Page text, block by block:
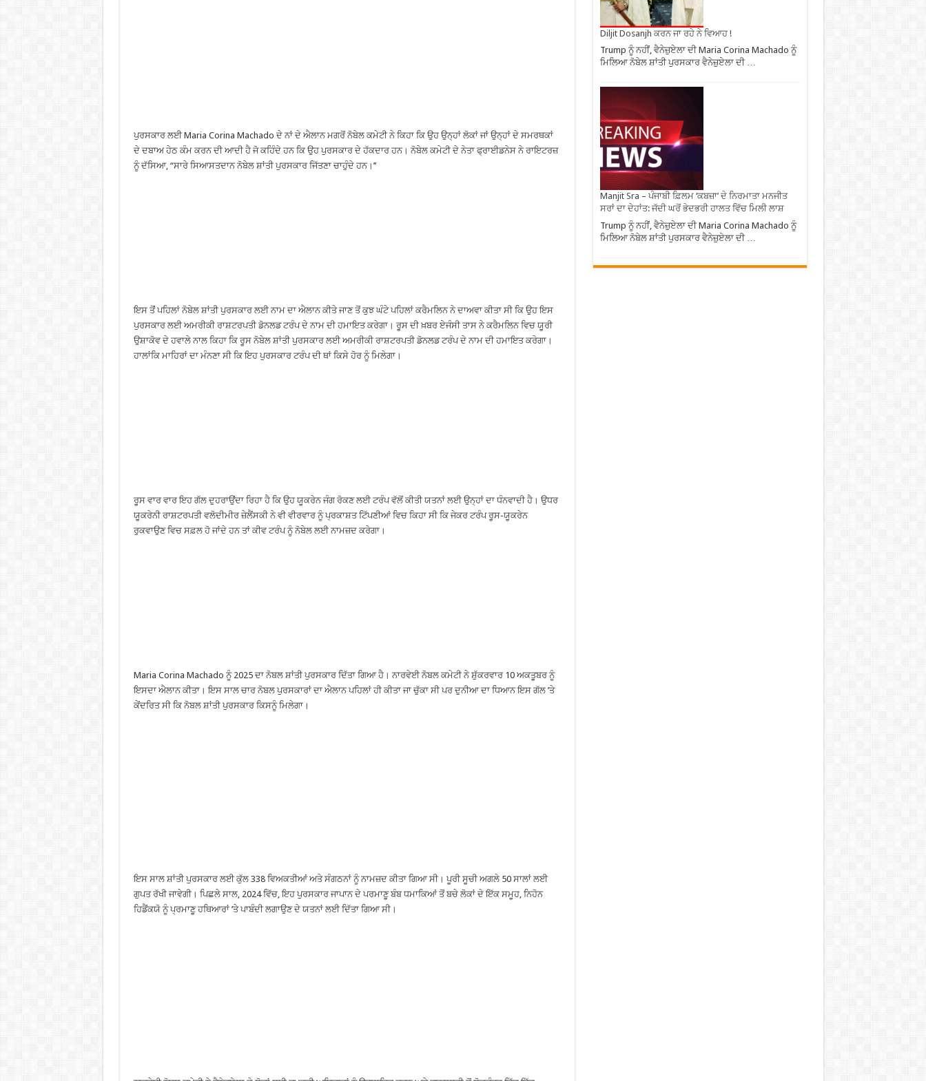
ਪੁਰਸਕਾਰ ਲਈ Maria Corina Machado ਦੇ ਨਾਂ ਦੇ ਐਲਾਨ ਮਗਰੋਂ ਨੋਬੇਲ ਕਮੇਟੀ ਨੇ ਕਿਹਾ ਕਿ ਉਹ ਉਨ੍ਹਾਂ ਲੋਕਾਂ ਜਾਂ ਉਨ੍ਹਾਂ ਦੇ ਸਮਰਥਕਾਂ
ਦੇ ਦਬਾਅ ਹੇਠ ਕੰਮ ਕਰਨ ਦੀ ਆਦੀ ਹੈ ਜੋ ਕਹਿੰਦੇ ਹਨ ਕਿ ਉਹ ਪੁਰਸਕਾਰ ਦੇ ਹੱਕਦਾਰ ਹਨ। ਨੋਬੇਲ ਕਮੇਟੀ ਦੇ ਨੇਤਾ ਫ੍ਰਾਈਡਨੇਸ ਨੇ ਰਾਇਟਰਜ਼
ਨੂੰ ਦੱਸਿਆ, “ਸਾਰੇ ਸਿਆਸਤਦਾਨ ਨੋਬੇਲ ਸ਼ਾਂਤੀ ਪੁਰਸਕਾਰ ਜਿੱਤਣਾ ਚਾਹੁੰਦੇ ਹਨ।’’
ਇਸ ਤੋਂਂ ਪਹਿਲਾਂ ਨੋਬੇਲ ਸ਼ਾਂਤੀ ਪੁਰਸਕਾਰ ਲਈ ਨਾਮ ਦਾ ਐਲਾਨ ਕੀਤੇ ਜਾਣ ਤੋਂ ਕੁਝ ਘੰਟੇ ਪਹਿਲਾਂ ਕਰੈਮਲਿਨ ਨੇ ਦਾਅਵਾ ਕੀਤਾ ਸੀ ਕਿ ਉਹ ਇਸ
ਪੁਰਸਕਾਰ ਲਈ ਅਮਰੀਕੀ ਰਾਸ਼ਟਰਪਤੀ ਡੋਨਲਡ ਟਰੰਪ ਦੇ ਨਾਮ ਦੀ ਹਮਾਇਤ ਕਰੇਗਾ। ਰੂਸ ਦੀ ਖ਼ਬਰ ਏਜੰਸੀ ਤਾਸ ਨੇ ਕਰੈਮਲਿਨ ਵਿਚ ਯੂਰੀ
ਉਸ਼ਾਕੋਵ ਦੇ ਹਵਾਲੇ ਨਾਲ ਕਿਹਾ ਕਿ ਰੂਸ ਨੋਬੇਲ ਸ਼ਾਂਤੀ ਪੁਰਸਕਾਰ ਲਈ ਅਮਰੀਕੀ ਰਾਸ਼ਟਰਪਤੀ ਡੋਨਲਡ ਟਰੰਪ ਦੇ ਨਾਮ ਦੀ ਹਮਾਇਤ ਕਰੇਗਾ।
ਹਾਲਾਂਕਿ ਮਾਹਿਰਾਂ ਦਾ ਮੰਨਣਾ ਸੀ ਕਿ ਇਹ ਪੁਰਸਕਾਰ ਟਰੰਪ ਦੀ ਥਾਂ ਕਿਸੇ ਹੋਰ ਨੂੰ ਮਿਲੇਗਾ।
ਰੂਸ ਵਾਰ ਵਾਰ ਇਹ ਗੱਲ ਦੁਹਰਾਉਂਦਾ ਰਿਹਾ ਹੈ ਕਿ ਉਹ ਯੂਕਰੇਨ ਜੰਗ ਰੋਕਣ ਲਈ ਟਰੰਪ ਵੱਲੋਂ ਕੀਤੀ ਯਤਨਾਂ ਲਈ ਉਨ੍ਹਾਂ ਦਾ ਧੰਨਵਾਦੀ ਹੈ। ਉਧਰ
ਯੂਕਰੇਨੀ ਰਾਸ਼ਟਰਪਤੀ ਵਲੋਦੀਮੀਰ ਜ਼ੇਲੈਂਸਕੀ ਨੇ ਵੀ ਵੀਰਵਾਰ ਨੂੰ ਪ੍ਰਕਾਸ਼ਤ ਟਿੱਪਣੀਆਂ ਵਿਚ ਕਿਹਾ ਸੀ ਕਿ ਜੇਕਰ ਟਰੰਪ ਰੂਸ-ਯੂਕਰੇਨ
ਰੁਕਵਾਉਣ ਵਿਚ ਸਫ਼ਲ ਹੋ ਜਾਂਦੇ ਹਨ ਤਾਂ ਕੀਵ ਟਰੰਪ ਨੂੰ ਨੋਬੇਲ ਲਈ ਨਾਮਜ਼ਦ ਕਰੇਗਾ।
Maria Corina Machado ਨੂੰ 2025 ਦਾ ਨੋਬਲ ਸ਼ਾਂਤੀ ਪੁਰਸਕਾਰ ਦਿੱਤਾ ਗਿਆ ਹੈ। ਨਾਰਵੇਈ ਨੋਬਲ ਕਮੇਟੀ ਨੇ ਸ਼ੁੱਕਰਵਾਰ 10 ਅਕਤੂਬਰ ਨੂੰ
ਇਸਦਾ ਐਲਾਨ ਕੀਤਾ। ਇਸ ਸਾਲ ਚਾਰ ਨੋਬਲ ਪੁਰਸਕਾਰਾਂ ਦਾ ਐਲਾਨ ਪਹਿਲਾਂ ਹੀ ਕੀਤਾ ਜਾ ਚੁੱਕਾ ਸੀ ਪਰ ਦੁਨੀਆ ਦਾ ਧਿਆਨ ਇਸ ਗੱਲ ’ਤੇ
ਕੇਂਦਰਿਤ ਸੀ ਕਿ ਨੋਬਲ ਸ਼ਾਂਤੀ ਪੁਰਸਕਾਰ ਕਿਸਨੂੰ ਮਿਲੇਗਾ।
ਇਸ ਸਾਲ ਸ਼ਾਂਤੀ ਪੁਰਸਕਾਰ ਲਈ ਕੁੱਲ 338 ਵਿਅਕਤੀਆਂ ਅਤੇ ਸੰਗਠਨਾਂ ਨੂੰ ਨਾਮਜ਼ਦ ਕੀਤਾ ਗਿਆ ਸੀ। ਪੂਰੀ ਸੂਚੀ ਅਗਲੇ 50 ਸਾਲਾਂ ਲਈ
ਗੁਪਤ ਰੱਖੀ ਜਾਵੇਗੀ। ਪਿਛਲੇ ਸਾਲ, 2024 ਵਿੱਚ, ਇਹ ਪੁਰਸਕਾਰ ਜਾਪਾਨ ਦੇ ਪਰਮਾਣੂ ਬੰਬ ਧਮਾਕਿਆਂ ਤੋਂ ਬਚੇ ਲੋਕਾਂ ਦੇ ਇੱਕ ਸਮੂਹ, ਨਿਹੋਨ
ਹਿਡੈਂਕਯੋ ਨੂੰ ਪ੍ਰਮਾਣੂ ਹਥਿਆਰਾਂ ’ਤੇ ਪਾਬੰਦੀ ਲਗਾਉਣ ਦੇ ਯਤਨਾਂ ਲਈ ਦਿੱਤਾ ਗਿਆ ਸੀ।
Diljit Dosanjh ਕਰਨ ਜਾ ਰਹੇ ਨੇ ਵਿਆਹ !
Trump ਨੂੰ ਨਹੀਂ, ਵੈਨੇਜ਼ੁਏਲਾ ਦੀ Maria Corina Machado ਨੂੰ
ਮਿਲਿਆ ਨੋਬੇਲ ਸ਼ਾਂਤੀ ਪੁਰਸਕਾਰ ਵੈਨੇਜ਼ੁਏਲਾ ਦੀ …
Manjit Sra – ਪੰਜਾਬੀ ਫ਼ਿਲਮ ‘ਕਬਜ਼ਾ’ ਦੇ ਨਿਰਮਾਤਾ ਮਨਜੀਤ
ਸਰਾਂ ਦਾ ਦੇਹਾਂਤ: ਜੱਦੀ ਘਰੋਂ ਭੇਦਭਰੀ ਹਾਲਤ ਵਿੱਚ ਮਿਲੀ ਲਾਸ਼
Trump ਨੂੰ ਨਹੀਂ, ਵੈਨੇਜ਼ੁਏਲਾ ਦੀ Maria Corina Machado ਨੂੰ
ਮਿਲਿਆ ਨੋਬੇਲ ਸ਼ਾਂਤੀ ਪੁਰਸਕਾਰ ਵੈਨੇਜ਼ੁਏਲਾ ਦੀ …